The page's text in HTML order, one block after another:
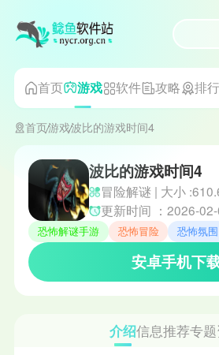
首页 游戏 软件 攻略 排行
首页游戏波比的游戏时间4
波比的游戏时间4
冒险解谜 | 大小
更新时间 ：2026-
恐怖解谜手游 恐怖冒险 恐怖氛围
安卓手机下
介绍信息推荐专题